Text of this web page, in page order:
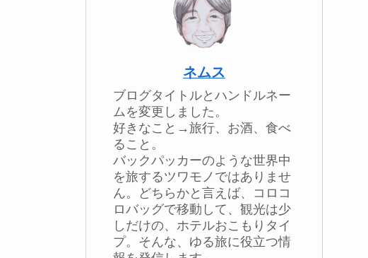
ネムス
ブログタイトルとハンドルネー
ムを変更しました。
好きなこと→旅行、お酒、食べ
ること。
バックパッカーのような世界中
を旅するツワモノではありませ
ん。どちらかと言えば、コロコ
ロバッグで移動して、観光は少
しだけの、ホテルおこもりタイ
プ。そんな、ゆる旅に役立つ情